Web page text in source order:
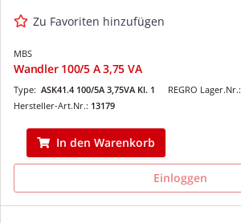
Zu Favoriten hinzufügen
MBS
Wandler 100/5 A 3,75 VA
REGRO Lager.Nr.:
Type: ASK41.4 100/5A 3,75VA Kl. 1
Hersteller-Art.Nr.: 13179
In den Warenkorb
Einloggen